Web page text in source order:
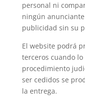
personal ni
ningún
publicidad sin su
El website podrá
terceros cuando
procedimiento
ser cedidos se
la entrega.